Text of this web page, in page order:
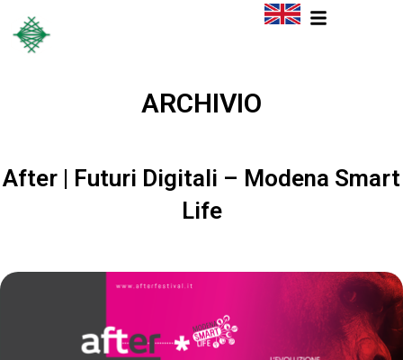
ARCHIVIO
After | Futuri Digitali – Modena Smart
Life